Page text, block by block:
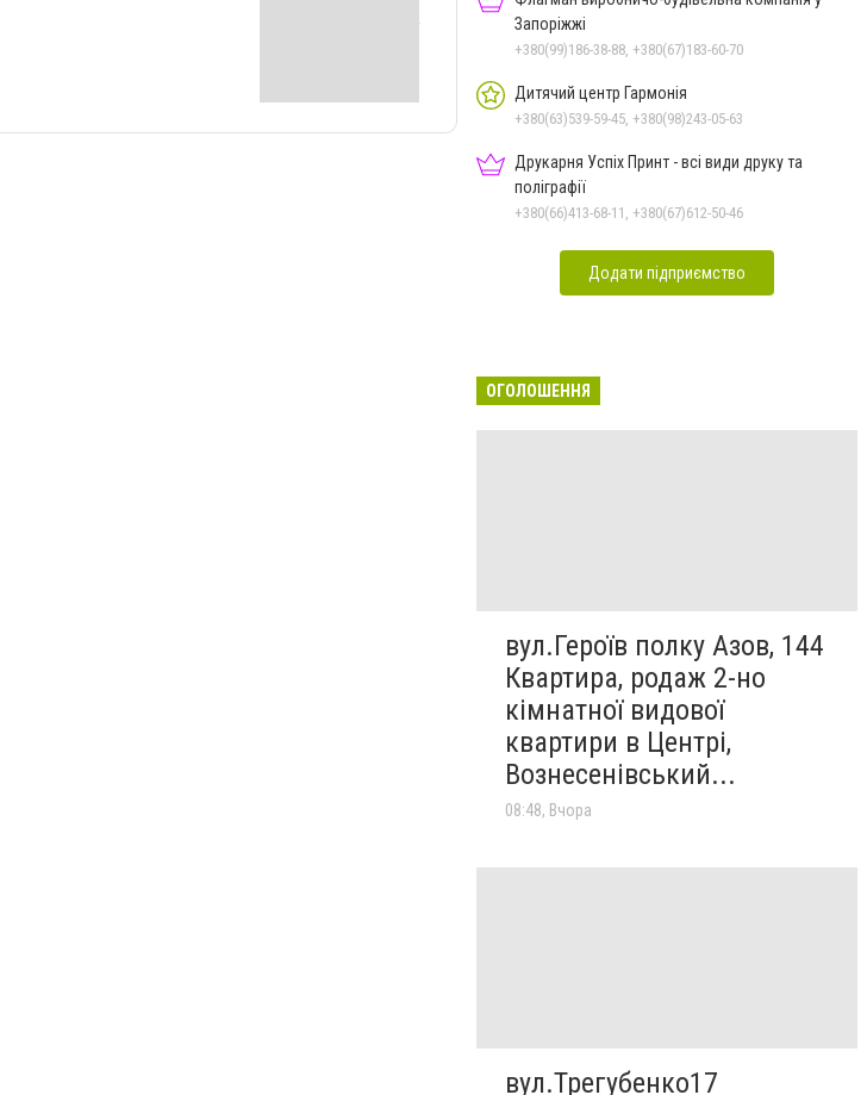
Запоріжжі
+380(99)186-38-88, +380(67)183-60-70
Дитячий центр Гармонія
+380(63)539-59-45, +380(98)243-05-63
Друкарня Успіх Принт - всі види друку та
поліграфії
+380(66)413-68-11, +380(67)612-50-46
Додати підприємство
ОГОЛОШЕННЯ
вул.Героїв полку Азов, 144
Квартира, родаж 2-но
кімнатної видової
квартири в Центрі,
Вознесенівський...
08:48, Вчора
вул.Трегубенко17